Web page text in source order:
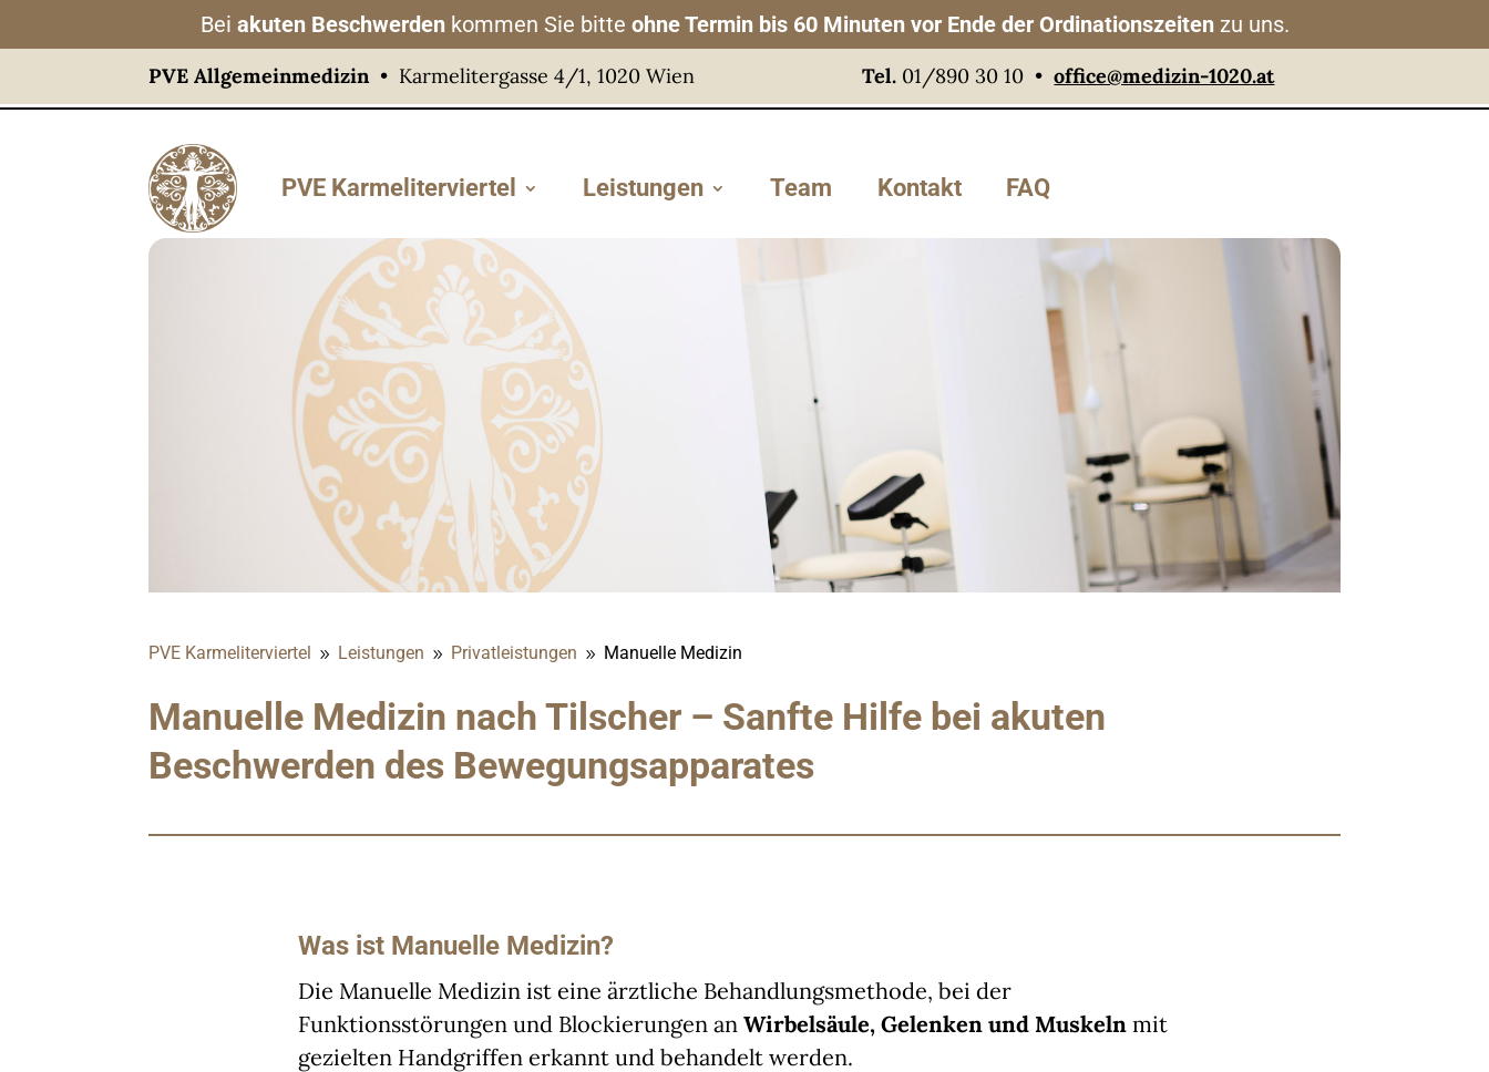
Bei akuten Beschwerdenkommen Sie bitte ohne Termin bis 60 Minuten vor Ende der Ordinationszeitenzu uns.
PVE Allgemeinmedizin• Karmelitergasse 4/1, 1020 Wien Tel. 01/890 30 10 •office@medizin-1020.at
PVE Karmeliterviertel Leistungen Team Kontakt FAQ
PVE Karmeliterviertel 9 Leistungen 9 Privatleistungen 9 Manuelle Medizin
Manuelle Medizin nach Tilscher – Sanfte Hilfe bei akuten
Beschwerden des Bewegungsapparates
Was ist Manuelle Medizin?
Die Manuelle Medizin ist eine ärztliche Behandlungsmethode, bei der
Funktionsstörungen und Blockierungen an Wirbelsäule, Gelenken und Muskelnmit
gezielten Handgriffen erkannt und behandelt werden.